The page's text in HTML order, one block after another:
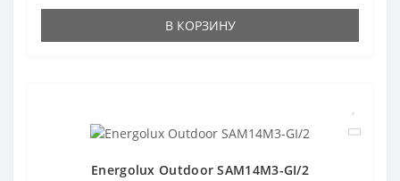
В КОРЗИНУ
Energolux Outdoor SAM14M3-GI/2